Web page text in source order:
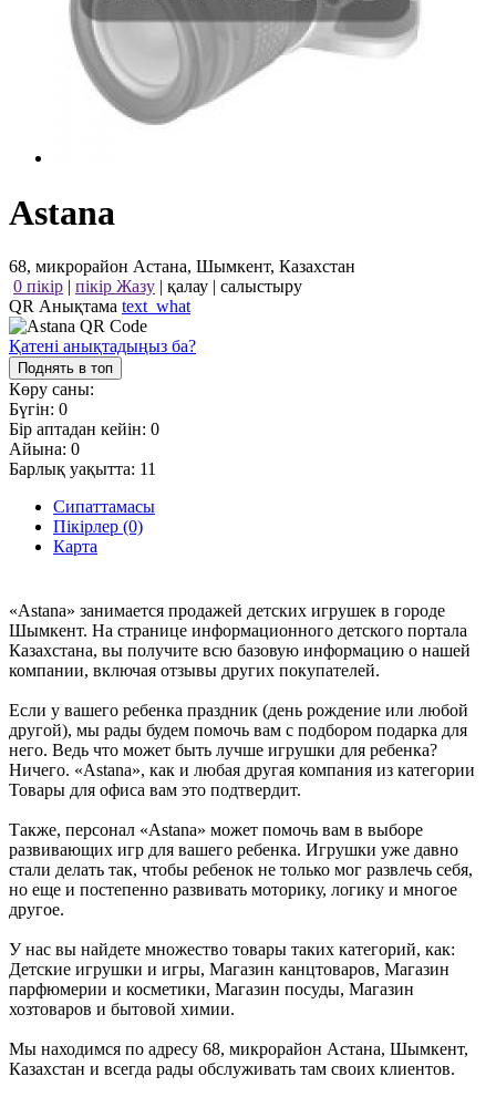
Astana
68, микрорайон Астана, Шымкент, Казахстан
0 пікір | пікір Жазу | қалау | салыстыру
QR Анықтама text_what
Қатені анықтадыңыз ба?
Поднять в топ
Көру саны:
Бүгін: 0
Бір аптадан кейін: 0
Айына: 0
Барлық уақытта: 11
Сипаттамасы
Пікірлер (0)
Карта
«Astana» занимается продажей детских игрушек в городе
Шымкент. На странице информационного детского портала
Казахстана, вы получите всю базовую информацию о нашей
компании, включая отзывы других покупателей.
Если у вашего ребенка праздник (день рождение или любой
другой), мы рады будем помочь вам с подбором подарка для
него. Ведь что может быть лучше игрушки для ребенка?
Ничего. «Astana», как и любая другая компания из категории
Товары для офиса вам это подтвердит.
Также, персонал «Astana» может помочь вам в выборе
развивающих игр для вашего ребенка. Игрушки уже давно
стали делать так, чтобы ребенок не только мог развлечь себя,
но еще и постепенно развивать моторику, логику и многое
другое.
У нас вы найдете множество товары таких категорий, как:
Детские игрушки и игры, Магазин канцтоваров, Магазин
парфюмерии и косметики, Магазин посуды, Магазин
хозтоваров и бытовой химии.
Мы находимся по адресу 68, микрорайон Астана, Шымкент,
Казахстан и всегда рады обслуживать там своих клиентов.